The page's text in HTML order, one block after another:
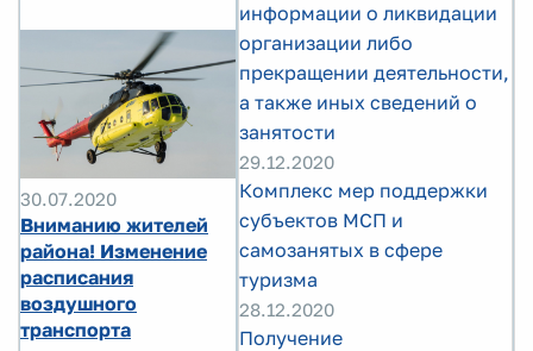
30.07.2020
Вниманию жителей
района! Изменение
расписания
воздушного
транспорта
информации о ликвидации
организации либо
прекращении деятельности,
а также иных сведений о
занятости
29.12.2020
Комплекс мер поддержки
субъектов МСП и
самозанятых в сфере
туризма
28.12.2020
Получение